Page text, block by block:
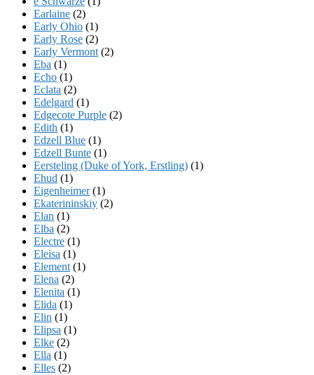
Earlaine (2)
Early Ohio (1)
Early Rose (2)
Early Vermont (2)
Eba (1)
Echo (1)
Eclata (2)
Edelgard (1)
Edgecote Purple (2)
Edith (1)
Edzell Blue (1)
Edzell Bunte (1)
Eersteling (Duke of York, Erstling) (1)
Ehud (1)
Eigenheimer(1)
Ekaterininskiy (2)
Elan (1)
Elba (2)
Electre (1)
Eleisa (1)
Element (1)
Elena (2)
Elenita (1)
Elida (1)
Elin (1)
Elipsa (1)
Elke (2)
Ella (1)
Elles (2)